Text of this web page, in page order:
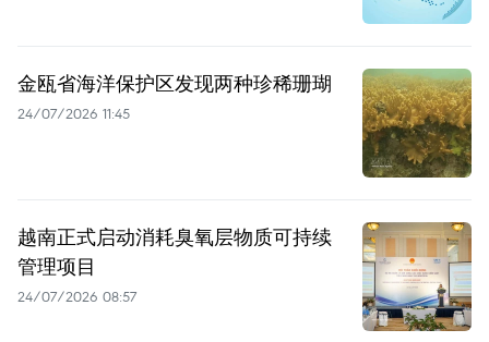
金瓯省海洋保护区发现两种珍稀珊瑚
24/07/2026 11:45
越南正式启动消耗臭氧层物质可持续
管理项目
24/07/2026 08:57